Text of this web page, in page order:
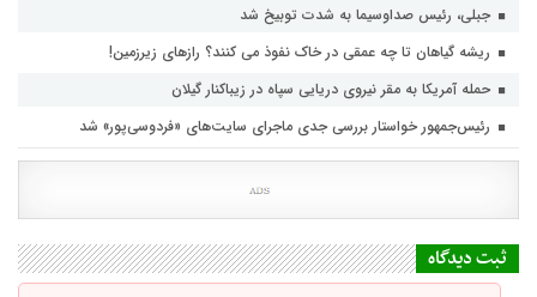
جبلی، رئیس صداوسیما به شدت توبیخ شد
ریشه گیاهان تا چه عمقی در خاک نفوذ می کنند؟ رازهای زیرزمین!
حمله آمریکا به مقر نیروی دریایی سپاه در زیباکنار گیلان
رئیس‌جمهور خواستار بررسی جدی ماجرای سایت‌های «فردوسی‌پور» شد
ثبت دیدگاه